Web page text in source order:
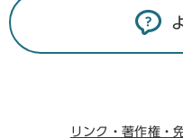
リンク・著作権・